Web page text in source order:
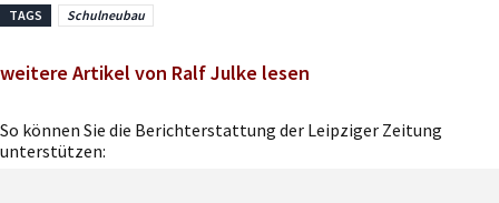
TAGS Schulneubau
weitere Artikel von Ralf Julke lesen
So können Sie die Berichterstattung der Leipziger Zeitung
unterstützen: